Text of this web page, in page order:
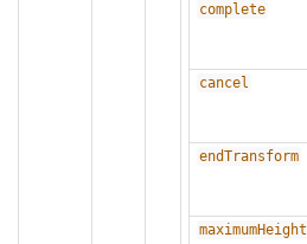
complete
cancel
endTransform
maximumHeight